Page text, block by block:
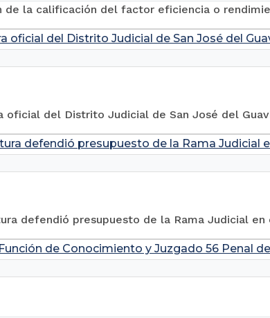
de la calificación del factor eficiencia o
oficial del Distrito Judicial de San José del
oficial del Distrito Judicial de San José del
defendió presupuesto de la Rama Judicial
defendió presupuesto de la Rama Judicial
de Conocimiento y Juzgado 56 Penal